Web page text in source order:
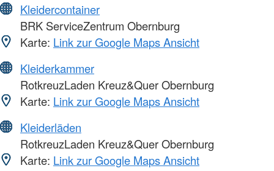
Kleidercontainer
BRK ServiceZentrum Obernburg
Karte: Link zur Google Maps Ansicht
Kleiderkammer
RotkreuzLaden Kreuz&Quer Obernburg
Karte: Link zur Google Maps Ansicht
Kleiderläden
RotkreuzLaden Kreuz&Quer Obernburg
Karte: Link zur Google Maps Ansicht